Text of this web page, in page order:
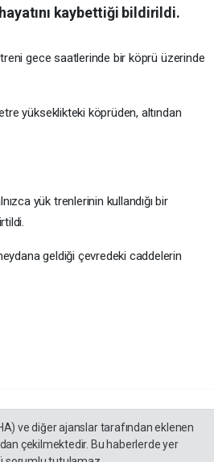
kaybettiği bildirildi.
treni gece saatlerinde bir köprü üzerinde
yükseklikteki köprüden, altından
yük trenlerinin kullandığı bir
geldiği çevredeki caddelerin
ve diğer ajanslar tarafından eklenen
çekilmektedir. Bu haberlerde yer